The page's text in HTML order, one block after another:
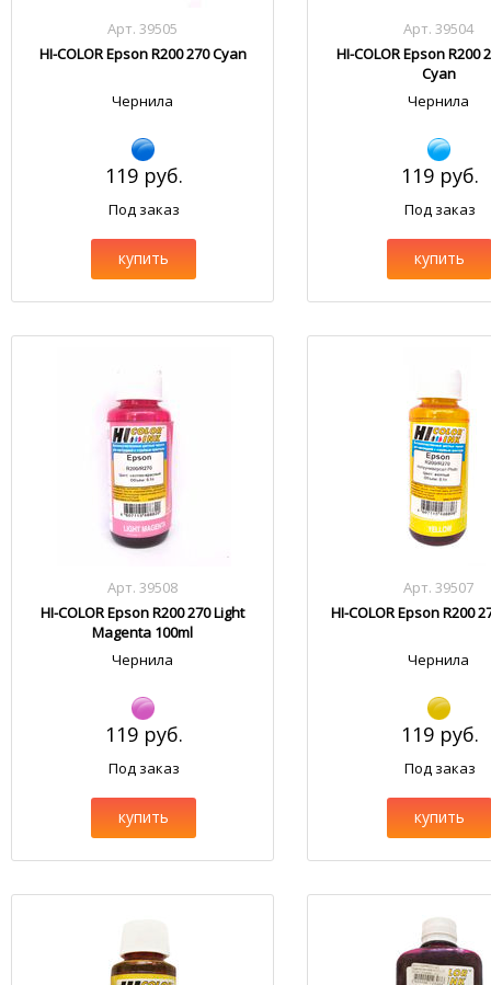
Арт. 39505
HI-COLOR Epson R200 270 Cyan
Чернила
119 руб.
Под заказ
купить
Арт. 39504
HI-COLOR Epson R200
Cyan
Чернила
119 руб.
Под заказ
купить
Арт. 39508
HI-COLOR Epson R200 270 Light
Magenta 100ml
Чернила
119 руб.
Под заказ
купить
Арт. 39507
HI-COLOR Epson R200
Чернила
119 руб.
Под заказ
купить